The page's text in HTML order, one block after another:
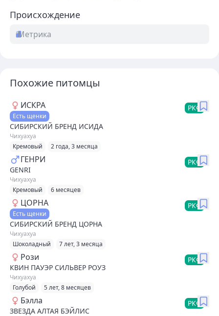
Происхождение
Метрика
Похожие питомцы
РКФ
ИСКРА
Есть щенки
СИБИРСКИЙ БРЕНД ИСИДА
Чихуахуа
Кремовый
2 года, 3 месяца
РКФ
ГЕНРИ
GENRI
Чихуахуа
Кремовый
6 месяцев
РКФ
ЦОРНА
Есть щенки
СИБИРСКИЙ БРЕНД ЦОРНА
Чихуахуа
Шоколадный
7 лет, 3 месяца
РКФ
Рози
КВИН ПАУЭР СИЛЬВЕР РОУЗ
Чихуахуа
Голубой
5 лет, 8 месяцев
РКФ
Бэлла
ЗВЕЗДА АЛТАЯ БЭЙЛИС